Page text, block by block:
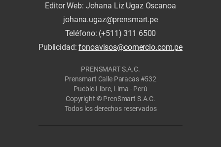
Editor Web: Johana Liz Ugaz Oscanoa
johana.ugaz@prensmart.pe
Teléfono: (+511) 311 6500
Publicidad:fonoavisos@comercio.com.pe
PRENSMART S.A.C.
Prensmart Calle Paracas #532
Pueblo Libre, Lima - Perú
Copyright © PrenSmart S.A.C.
Todos los derechos reservados